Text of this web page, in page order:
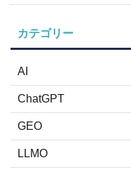
カテゴリー
AI
ChatGPT
GEO
LLMO